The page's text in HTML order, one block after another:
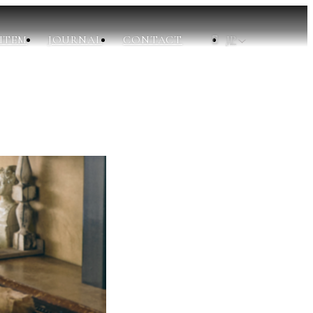
JOURNAL CONTACT JP